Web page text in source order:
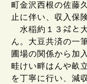
町金沢西根の佐藤
止に伴い、収入保
水稲約１３㌶と
ん。大豆共済の一
圃場の関係から加
畦けい畔はんや畝
を丁寧に行い、減